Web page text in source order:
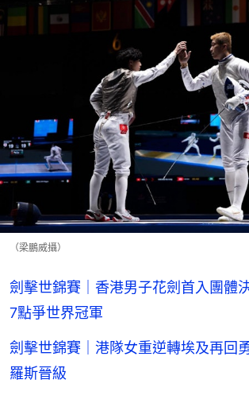
（梁鵬威攝）
劍擊世錦賽｜香港男子花劍首入團體
7點爭世界冠軍
劍擊世錦賽｜港隊女重逆轉埃及再
羅斯晉級